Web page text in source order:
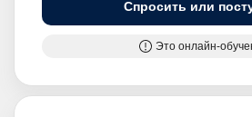
Спросить или
Это онлайн-